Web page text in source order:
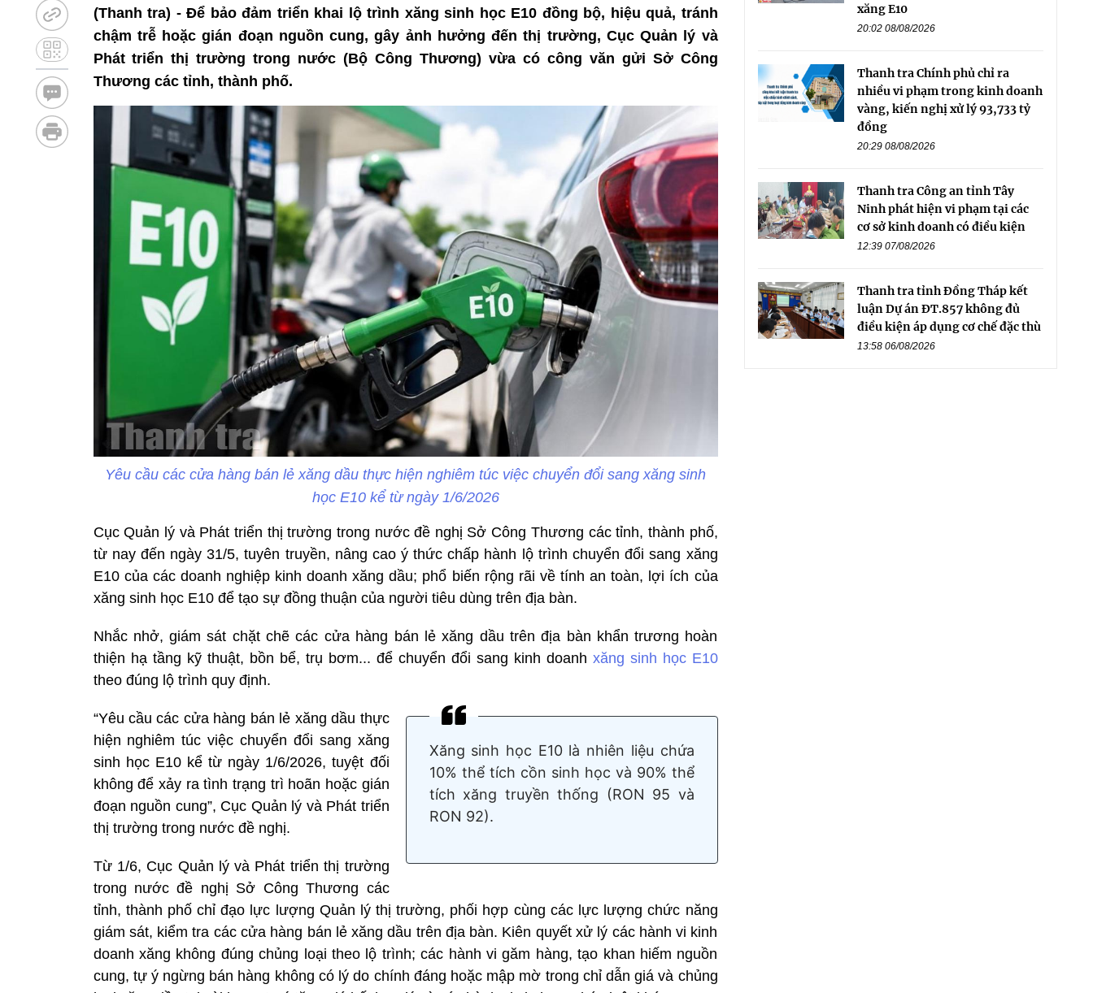
(Thanh tra) - Để bảo đảm triển khai lộ trình xăng sinh học E10 đồng bộ, hiệu quả, tránh
chậm trễ hoặc gián đoạn nguồn cung, gây ảnh hưởng đến thị trường, Cục Quản lý và
Phát triển thị trường trong nước (Bộ Công Thương) vừa có công văn gửi Sở Công
Thương các tỉnh, thành phố.
Yêu cầu các cửa hàng bán lẻ xăng dầu thực hiện nghiêm túc việc chuyển đổi sang xăng sinh
học E10 kể từ ngày 1/6/2026
Cục Quản lý và Phát triển thị trường trong nước đề nghị Sở Công Thương các tỉnh, thành phố,
từ nay đến ngày 31/5, tuyên truyền, nâng cao ý thức chấp hành lộ trình chuyển đổi sang xăng
E10 của các doanh nghiệp kinh doanh xăng dầu; phổ biến rộng rãi về tính an toàn, lợi ích của
xăng sinh học E10 để tạo sự đồng thuận của người tiêu dùng trên địa bàn.
Nhắc nhở, giám sát chặt chẽ các cửa hàng bán lẻ xăng dầu trên địa bàn khẩn trương hoàn
thiện hạ tầng kỹ thuật, bồn bể, trụ bơm... để chuyển đổi sang kinh doanh xăng sinh học E10
theo đúng lộ trình quy định.
Xăng sinh học E10 là nhiên liệu chứa
10% thể tích cồn sinh học và 90% thể
tích xăng truyền thống (RON 95 và
RON 92).
“Yêu cầu các cửa hàng bán lẻ xăng dầu thực
hiện nghiêm túc việc chuyển đổi sang xăng
sinh học E10 kể từ ngày 1/6/2026, tuyệt đối
không để xảy ra tình trạng trì hoãn hoặc gián
đoạn nguồn cung”, Cục Quản lý và Phát triển
thị trường trong nước đề nghị.
Từ 1/6, Cục Quản lý và Phát triển thị trường
trong nước đề nghị Sở Công Thương các
tỉnh, thành phố chỉ đạo lực lượng Quản lý thị trường, phối hợp cùng các lực lượng chức năng
giám sát, kiểm tra các cửa hàng bán lẻ xăng dầu trên địa bàn. Kiên quyết xử lý các hành vi kinh
doanh xăng không đúng chủng loại theo lộ trình; các hành vi găm hàng, tạo khan hiếm nguồn
cung, tự ý ngừng bán hàng không có lý do chính đáng hoặc mập mờ trong chỉ dẫn giá và chủng
xăng E10
20:02 08/08/2026
Thanh tra Chính phủ chỉ ra
nhiều vi phạm trong kinh doanh
vàng, kiến nghị xử lý 93,733 tỷ
đồng
20:29 08/08/2026
Thanh tra Công an tỉnh Tây
Ninh phát hiện vi phạm tại các
cơ sở kinh doanh có điều kiện
12:39 07/08/2026
Thanh tra tỉnh Đồng Tháp kết
luận Dự án ĐT.857 không đủ
điều kiện áp dụng cơ chế đặc thù
13:58 06/08/2026